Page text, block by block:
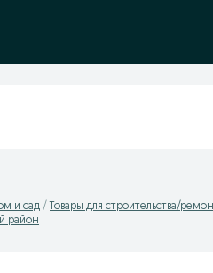
и сад Товары для строительства/
район